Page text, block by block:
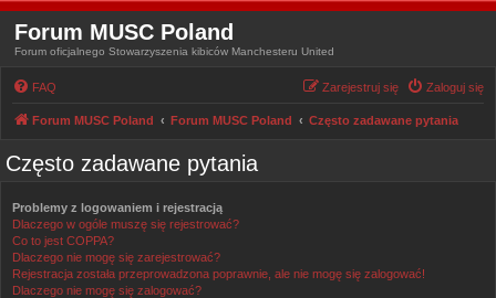
Forum MUSC Poland
Forum oficjalnego Stowarzyszenia kibiców Manchesteru United
FAQ Zaloguj się
Zarejestruj się
Forum MUSC Poland Forum MUSC Poland Często zadawane pytania
Często zadawane pytania
Problemy z logowaniem i rejestracją
Dlaczego w ogóle muszę się rejestrować?
Co to jest COPPA?
Dlaczego nie mogę się zarejestrować?
Rejestracja została przeprowadzona poprawnie, ale nie mogę się zalogować!
Dlaczego nie mogę się zalogować?